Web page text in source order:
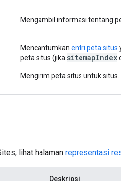
Mengambil informasi tentang
Mencantumkan entri peta situs
peta situs (jika sitemapIndex
Mengirim peta situs untuk situs.
lihat halaman representasi
Deskripsi